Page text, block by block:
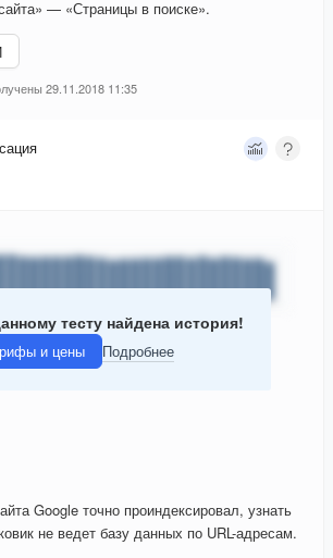
— «Страницы в поиске».
29.11.2018 11:35
тесту найдена история!
и цены Подробнее
Google точно проиндексировал, узнать
не ведет базу данных по URL-адресам.